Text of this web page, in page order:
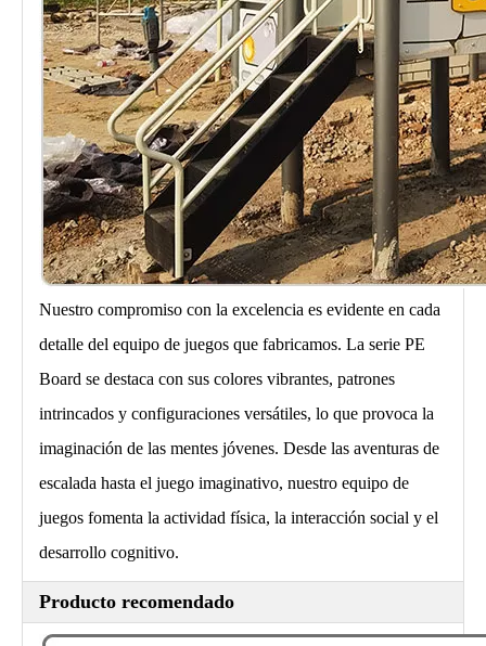
Nuestro compromiso con la excelencia es evidente en cada
detalle del equipo de juegos que fabricamos. La serie PE
Board se destaca con sus colores vibrantes, patrones
intrincados y configuraciones versátiles, lo que provoca la
imaginación de las mentes jóvenes. Desde las aventuras de
escalada hasta el juego imaginativo, nuestro equipo de
juegos fomenta la actividad física, la interacción social y el
desarrollo cognitivo.
Producto recomendado